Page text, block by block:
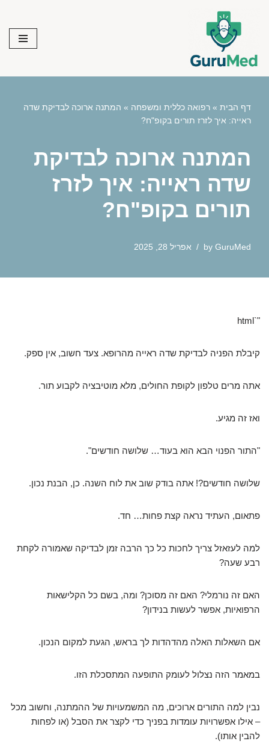
content
דף הבית » רפואה כללית ומשפחה » המתנה ארוכה לבדיקת שדה
ראייה: איך לזרז תורים בקופ"ח?
המתנה ארוכה לבדיקת
שדה ראייה: איך לזרז
תורים בקופ"ח?
by GuruMed אפריל 28, 2025
"`html
קיבלת הפניה לבדיקת שדה ראייה מהרופא. צעד חשוב, אין ספק.
אתה מרים טלפון לקופת החולים, מלא מוטיבציה לקבוע תור.
ואז זה מגיע.
"התור הפנוי הבא הוא בעוד… שלושה חודשים".
שלושה חודשים?! אתה בודק שוב את לוח השנה. כן, הבנת נכון.
פתאום, העתיד נראה קצת פחות… חד.
למה לעזאזל צריך לחכות כל כך הרבה זמן לבדיקה שאמורה לקחת
רבע שעה?
האם זה נורמלי? האם זה מסוכן? ומה, בשם כל הקלישאות
הרפואיות, אפשר לעשות בנידון?
אם השאלות האלה מהדהדות לך בראש, הגעת למקום הנכון.
במאמר הזה נצלול לעומק התופעה המתסכלת הזו.
נבין למה התורים ארוכים, מה המשמעויות של ההמתנה, וחשוב מכל
– אילו אפשרויות עומדות בפניך כדי לקצר את הסבל (או לפחות
להבין אותו).